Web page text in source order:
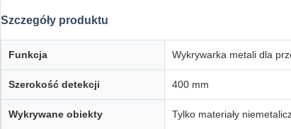
Szczegóły produktu
Funkcja Wykrywarka metali dla
Szerokość detekcji 400 mm
Wykrywane obiekty Tylko materiały